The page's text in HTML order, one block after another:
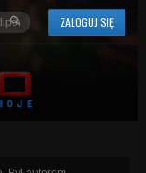
ZALOGUJ SIĘ